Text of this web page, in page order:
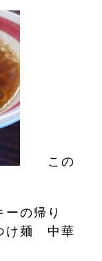
この
の帰り
け麺 中華